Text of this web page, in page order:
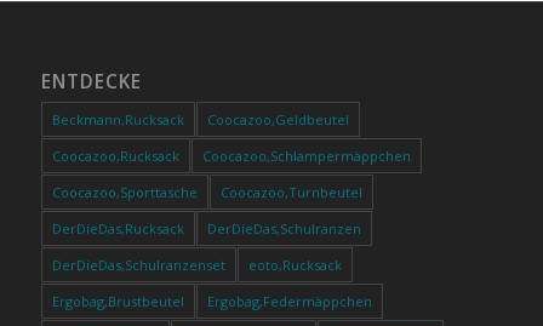
ENTDECKE
Beckmann,Rucksack
Coocazoo,Geldbeutel
Coocazoo,Rucksack
Coocazoo,Schlampermäppchen
Coocazoo,Sporttasche
Coocazoo,Turnbeutel
DerDieDas,Rucksack
DerDieDas,Schulranzen
DerDieDas,Schulranzenset
eoto,Rucksack
Ergobag,Brustbeutel
Ergobag,Federmäppchen